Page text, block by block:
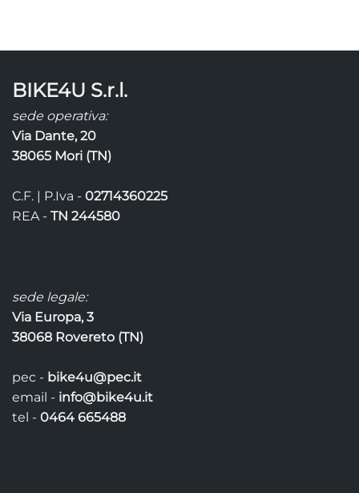
BIKE4U S.r.l.
sede operativa:
Via Dante, 20
38065 Mori (TN)
C.F. | P.Iva - 02714360225
REA - TN 244580
sede legale:
Via Europa, 3
38068 Rovereto (TN)
pec - bike4u@pec.it
email - info@bike4u.it
tel - 0464 665488